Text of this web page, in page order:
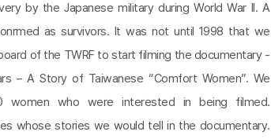
by the Japanese military during World War II. A
as survivors. It was not until 1998 that we
of the TWRF to start filming the documentary -
– A Story of Taiwanese “Comfort Women”. We
women who were interested in being filmed.
whose stories we would tell in the documentary.